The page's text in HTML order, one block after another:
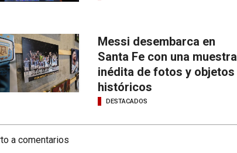
Messi desembarca en
Santa Fe con una muestra
inédita de fotos y objetos
históricos
DESTACADOS
a comentarios